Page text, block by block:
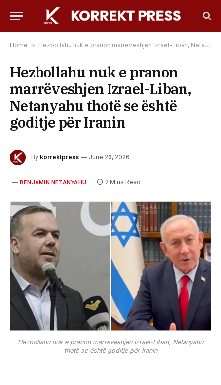
Home » Hezbollahu nuk e pranon marrëveshjen Izrael-Liban, Netanyahu thotë se është goditje për Iranin
Hezbollahu nuk e pranon
marrëveshjen Izrael-Liban,
Netanyahu thotë se është
goditje për Iranin
By korrektpress June 26, 2026
BENJAMIN NETANYAHU 2 Mins Read
Hezbollahu nuk e pranon marrëveshjen Izrael-Liban, Netanyahu
thotë se është goditje për Iranin